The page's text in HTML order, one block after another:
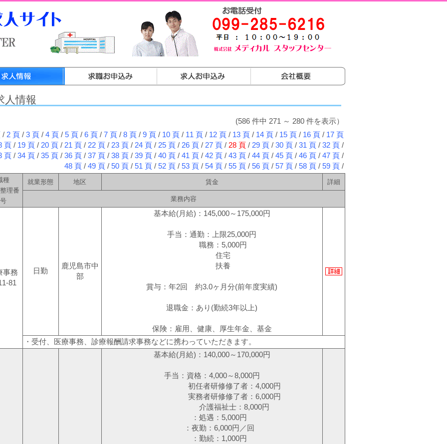
人情報
(586 件中 271 ～ 280 件を表示）
/ 2 頁/ 3 頁/ 4 頁/ 5 頁/ 6 頁/ 7 頁/ 8 頁/ 9 頁/ 10 頁/ 11 頁/ 12 頁/ 13 頁/ 14 頁/ 15 頁/ 16 頁/ 17 頁
頁/ 19 頁/ 20 頁/ 21 頁/ 22 頁/ 23 頁/ 24 頁/ 25 頁/ 26 頁/ 27 頁/ 28 頁/ 29 頁/ 30 頁/ 31 頁/ 32 頁/
頁/ 34 頁/ 35 頁/ 36 頁/ 37 頁/ 38 頁/ 39 頁/ 40 頁/ 41 頁/ 42 頁/ 43 頁/ 44 頁/ 45 頁/ 46 頁/ 47 頁/
48 頁/ 49 頁/ 50 頁/ 51 頁/ 52 頁/ 53 頁/ 54 頁/ 55 頁/ 56 頁/ 57 頁/ 58 頁/ 59 頁/
種
理番
号
就業形態 地区 賃金 詳細
業務内容
事務
81
日勤
鹿児島市中
部
基本給(月給)：145,000～175,000円
手当：通勤：上限25,000円
職務：5,000円
住宅
扶養
賞与：年2回 約3.0ヶ月分(前年度実績)
退職金：あり(勤続3年以上)
保険：雇用、健康、厚生年金、基金
・受付、医療事務、診療報酬請求事務などに携わっていただきます。
基本給(月給)：140,000～170,000円
手当：資格：4,000～8,000円
初任者研修修了者：4,000円
実務者研修修了者：6,000円
介護福祉士：8,000円
：処遇：5,000円
：夜勤：6,000円／回
：勤続：1,000円